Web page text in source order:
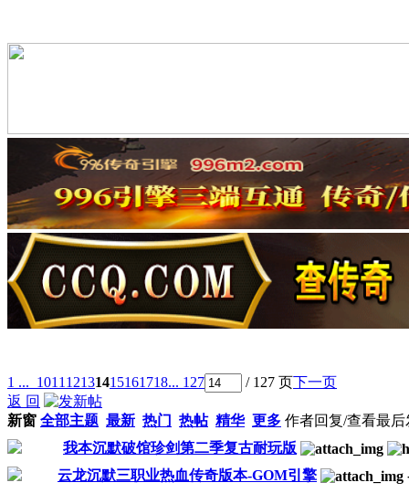
1 ... 1011 12131415161718... 127 / 127 页下一页
返 回
新窗 全部主题 最新 热门 热帖 精华 更多 作者回复/查看最后
我本沉默破馆珍剑第二季复古耐玩版
云龙沉默三职业热血传奇版本-GOM引擎